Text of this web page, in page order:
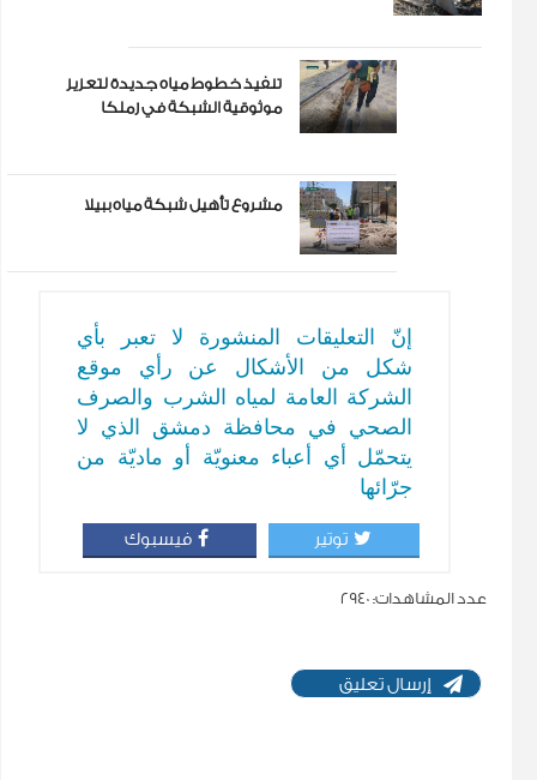
تنفيذ خطوط مياه جديدة لتعزيز
موثوقية الشبكة في زملكا
مشروع تأهيل شبكة مياه ببيلا
إنّ التعليقات المنشورة لا تعبر بأي
شكل من الأشكال عن رأي موقع
الشركة العامة لمياه الشرب والصرف
الصحي في محافظة دمشق الذي لا
يتحمّل أي أعباء معنويّة أو ماديّة من
جرّائها
توتير فيسبوك
عدد المشاهدات: 2940
إرسال تعليق